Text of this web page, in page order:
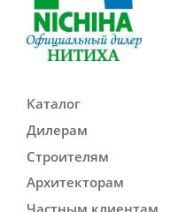
Каталог
Дилерам
Строителям
Архитекторам